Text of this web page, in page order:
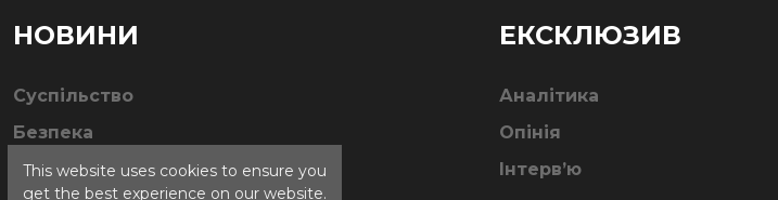
This website uses cookies to ensure you
get the best experience on our website.
НОВИНИ
Суспільство
Безпека
ЕКСКЛЮЗИВ
Аналітика
Опінія
Інтерв’ю